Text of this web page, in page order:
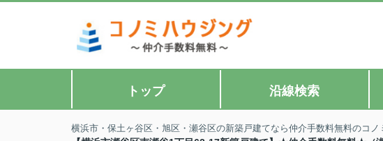
トップ 沿線検索
横浜市・保土ヶ谷区・旭区・瀬谷区の新築戸建てなら仲介手数料無料のコノ